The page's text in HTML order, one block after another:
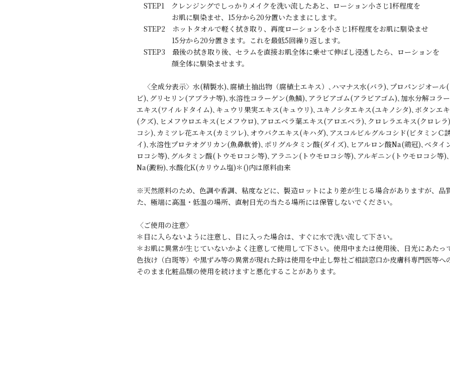
STEP1 クレンジングでしっかりメイクを洗い流したあと、ローション小さじ1杯程度を
お肌に馴染ませ、15分から20分置いたままにします。
STEP2 ホットタオルで軽く拭き取り、再度ローションを小さじ1杯程度をお肌に馴染ませ
15分から20分置きます。これを最低5回繰り返します。
STEP3 最後の拭き取り後、セラムを直接お肌全体に乗せて伸ばし浸透したら、ローションを
顔全体に馴染ませます。
〈全成分表示〉水(精製水)､腐植土抽出物（腐植土エキス）､ハマナス水(バラ)､プロパンジオール
ビ)､グリセリン(アブラナ等)､水溶性コラーゲン(魚鱗)､アラビアゴム(アラビアゴム)､加水分解コラ
エキス(ワイルドタイム)､キュウリ果実エキス(キュウリ)､ユキノシタエキス(ユキノシタ)､ボタンエ
(クズ)､ヒメフウロエキス(ヒメフウロ)､アロエベラ葉エキス(アロエベラ)､クロレラエキス(クロレ
コシ)､カミツレ花エキス(カミツレ)､オウバクエキス(キハダ)､アスコルビルグルコシド(ビタミンＣ
イ)､水溶性プロテオグリカン(魚鼻軟骨)､ポリグルタミン酸(ダイズ)､ヒアルロン酸Na(鶏冠)､ベタイ
ロコシ等)､グルタミン酸(トウモロコシ等)､アラニン(トウモロコシ等)､アルギニン(トウモロコシ等
Na(澱粉)､水酸化K(カリウム塩)＊()内は原料由来
※天然原料のため、色調や香調、粘度などに、製造ロットにより差が生じる場合がありますが、品
た、極端に高温・低温の場所、直射日光の当たる場所には保管しないでください。
〈ご使用の注意〉
＊目に入らないように注意し、目に入った場合は、すぐに水で洗い流して下さい。
＊お肌に異常が生じていないかよく注意して使用して下さい。使用中または使用後、日光にあたっ
色抜け（白斑等）や黒ずみ等の異常が現れた時は使用を中止し弊社ご相談窓口か皮膚科専門医等へ
そのまま化粧品類の使用を続けますと悪化することがあります。